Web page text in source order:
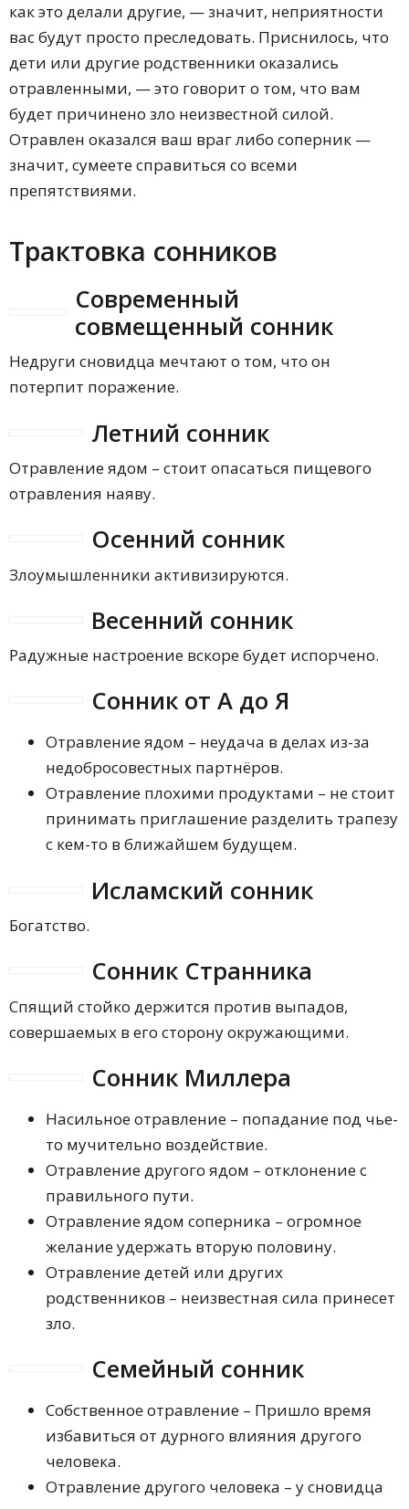
как это делали другие, — значит, неприятности
вас будут просто преследовать. Приснилось, что
дети или другие родственники оказались
отравленными, — это говорит о том, что вам
будет причинено зло неизвестной силой.
Отравлен оказался ваш враг либо соперник —
значит, сумеете справиться со всеми
препятствиями.
Трактовка сонников
Современный
совмещенный сонник
Недруги сновидца мечтают о том, что он
потерпит поражение.
Летний сонник
Отравление ядом – стоит опасаться пищевого
отравления наяву.
Осенний сонник
Злоумышленники активизируются.
Весенний сонник
Радужные настроение вскоре будет испорчено.
Сонник от А до Я
Отравление ядом – неудача в делах из-за
недобросовестных партнёров.
Отравление плохими продуктами – не стоит
принимать приглашение разделить трапезу
с кем-то в ближайшем будущем.
Исламский сонник
Богатство.
Сонник Странника
Спящий стойко держится против выпадов,
совершаемых в его сторону окружающими.
Сонник Миллера
Насильное отравление – попадание под чье-
то мучительно воздействие.
Отравление другого ядом – отклонение с
правильного пути.
Отравление ядом соперника – огромное
желание удержать вторую половину.
Отравление детей или других
родственников – неизвестная сила принесет
зло.
Семейный сонник
Собственное отравление – Пришло время
избавиться от дурного влияния другого
человека.
Отравление другого человека – у сновидца